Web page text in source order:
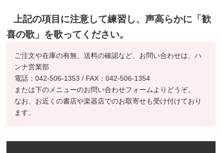
上記の項目に注意して練習し、声高らかに「歓
喜の歌」を歌ってください。
ご注文や在庫の有無、送料の確認など、お問い合わせは、ハ
ンナ営業部
電話：042-506-1353 / FAX：042-506-1354
または下のメニューのお問い合わせフォームよりどうぞ。
なお、お近くの書店や楽器店でのお取寄せも受け付けており
ます。